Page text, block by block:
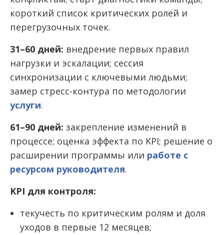
короткий список критических ролей и
перегрузочных точек.
31–60 дней: внедрение первых правил
нагрузки и эскалации; сессия
синхронизации с ключевыми людьми;
замер стресс-контура по методологии
услуги.
61–90 дней: закрепление изменений в
процессе; оценка эффекта по KPI; решение о
расширении программы или работе с
ресурсом руководителя.
KPI для контроля:
текучесть по критическим ролям и доля
уходов в первые 12 месяцев;